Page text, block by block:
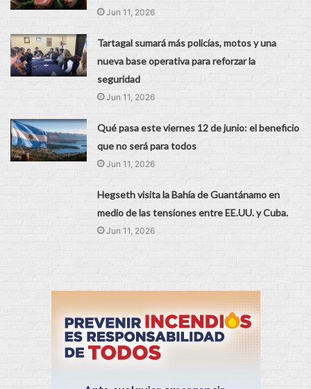
Jun 11, 2026
Tartagal sumará más policías, motos y una
nueva base operativa para reforzar la
seguridad
Jun 11, 2026
Qué pasa este viernes 12 de junio: el beneficio
que no será para todos
Jun 11, 2026
Hegseth visita la Bahía de Guantánamo en
medio de las tensiones entre EE.UU. y Cuba.
Jun 11, 2026